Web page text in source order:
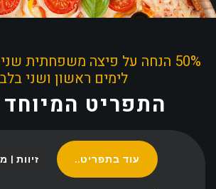
50% הנחה על פיצה משפחתית
לימים ראשון ושני
התפריט
עוד בתפריט.. זיוות |